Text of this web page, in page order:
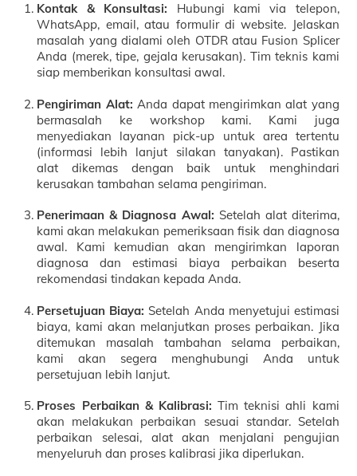
Kontak & Konsultasi: Hubungi kami via telepon,
WhatsApp, email, atau formulir di website. Jelaskan
masalah yang dialami oleh OTDR atau Fusion Splicer
Anda (merek, tipe, gejala kerusakan). Tim teknis kami
siap memberikan konsultasi awal.
Pengiriman Alat: Anda dapat mengirimkan alat yang
bermasalah ke workshop kami. Kami juga
menyediakan layanan pick-up untuk area tertentu
(informasi lebih lanjut silakan tanyakan). Pastikan
alat dikemas dengan baik untuk menghindari
kerusakan tambahan selama pengiriman.
Penerimaan & Diagnosa Awal: Setelah alat diterima,
kami akan melakukan pemeriksaan fisik dan diagnosa
awal. Kami kemudian akan mengirimkan laporan
diagnosa dan estimasi biaya perbaikan beserta
rekomendasi tindakan kepada Anda.
Persetujuan Biaya: Setelah Anda menyetujui estimasi
biaya, kami akan melanjutkan proses perbaikan. Jika
ditemukan masalah tambahan selama perbaikan,
kami akan segera menghubungi Anda untuk
persetujuan lebih lanjut.
Proses Perbaikan & Kalibrasi: Tim teknisi ahli kami
akan melakukan perbaikan sesuai standar. Setelah
perbaikan selesai, alat akan menjalani pengujian
menyeluruh dan proses kalibrasi jika diperlukan.